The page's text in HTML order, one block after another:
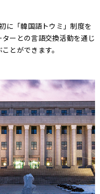
に「韓国語トウミ」制度を
ーとの言語交換活動を通じ
とができます。